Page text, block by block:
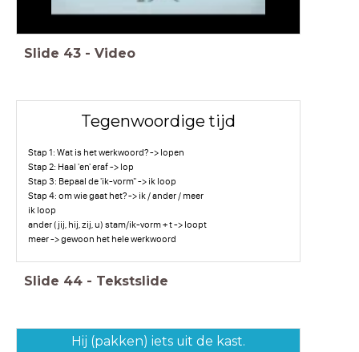
Slide 43 - Video
Tegenwoordige tijd
Stap 1: Wat is het werkwoord? -> lopen
Stap 2: Haal 'en' eraf -> lop
Stap 3: Bepaal de 'ik-vorm" -> ik loop
Stap 4: om wie gaat het? -> ik / ander / meer
ik loop
ander (jij, hij, zij, u) stam/ik-vorm + t -> loopt
meer -> gewoon het hele werkwoord
Slide 44 - Tekstslide
Hij (pakken) iets uit de kast.